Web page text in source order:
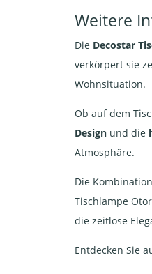
Weitere
Die Decostar
verkörpert sie
Wohnsituation.
Ob auf dem
Design und die
Atmosphäre.
Die
Tischlampe
die zeitlose
Entdecken Sie